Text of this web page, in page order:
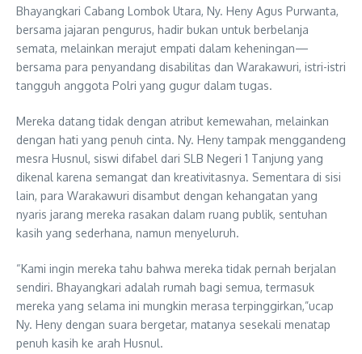
Bhayangkari Cabang Lombok Utara, Ny. Heny Agus Purwanta,
bersama jajaran pengurus, hadir bukan untuk berbelanja
semata, melainkan merajut empati dalam keheningan—
bersama para penyandang disabilitas dan Warakawuri, istri-istri
tangguh anggota Polri yang gugur dalam tugas.
Mereka datang tidak dengan atribut kemewahan, melainkan
dengan hati yang penuh cinta. Ny. Heny tampak menggandeng
mesra Husnul, siswi difabel dari SLB Negeri 1 Tanjung yang
dikenal karena semangat dan kreativitasnya. Sementara di sisi
lain, para Warakawuri disambut dengan kehangatan yang
nyaris jarang mereka rasakan dalam ruang publik, sentuhan
kasih yang sederhana, namun menyeluruh.
“Kami ingin mereka tahu bahwa mereka tidak pernah berjalan
sendiri. Bhayangkari adalah rumah bagi semua, termasuk
mereka yang selama ini mungkin merasa terpinggirkan,”ucap
Ny. Heny dengan suara bergetar, matanya sesekali menatap
penuh kasih ke arah Husnul.